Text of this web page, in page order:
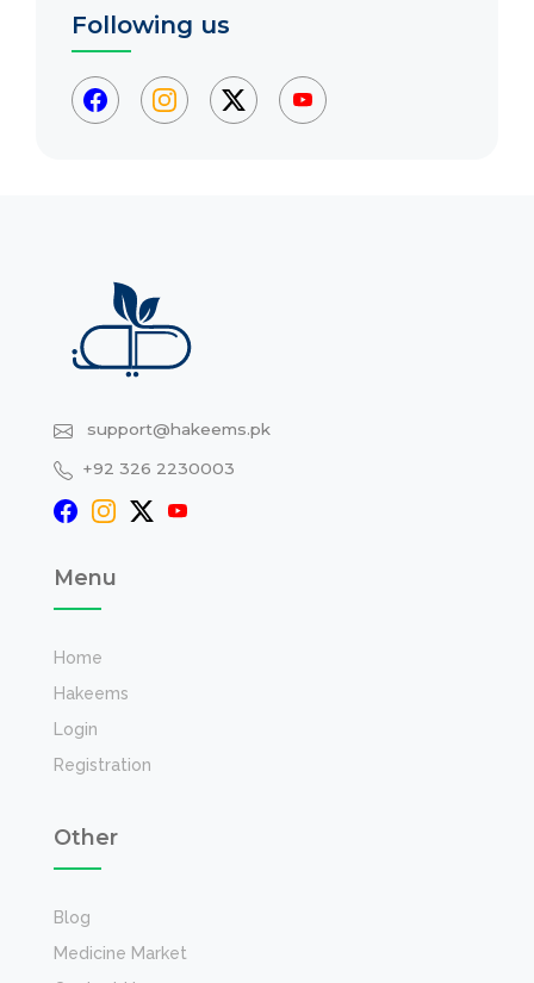
Following us
support@hakeems.pk
+92 326 2230003
Menu
Home
Hakeems
Login
Registration
Other
Blog
Medicine Market